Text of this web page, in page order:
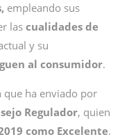
empleando sus
las cualidades de
y su
al consumidor.
que ha enviado por
Regulador, quien
como Excelente.